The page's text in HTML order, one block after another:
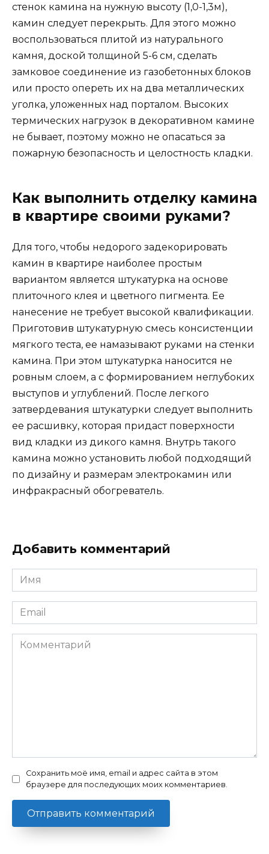
стенок камина на нужную высоту (1,0-1,3м),
камин следует перекрыть. Для этого можно
воспользоваться плитой из натурального
камня, доской толщиной 5-6 см, сделать
замковое соединение из газобетонных блоков
или просто опереть их на два металлических
уголка, уложенных над порталом. Высоких
термических нагрузок в декоративном камине
не бывает, поэтому можно не опасаться за
пожарную безопасность и целостность кладки.
Как выполнить отделку камина
в квартире своими руками?
Для того, чтобы недорого задекорировать
камин в квартире наиболее простым
вариантом является штукатурка на основе
плиточного клея и цветного пигмента. Ее
нанесение не требует высокой квалификации.
Приготовив штукатурную смесь консистенции
мягкого теста, ее намазывают руками на стенки
камина. При этом штукатурка наносится не
ровным слоем, а с формированием неглубоких
выступов и углублений. После легкого
затвердевания штукатурки следует выполнить
ее расшивку, которая придаст поверхности
вид кладки из дикого камня. Внутрь такого
камина можно установить любой подходящий
по дизайну и размерам электрокамин или
инфракрасный обогреватель.
Добавить комментарий
Имя
Email
Комментарий
Сохранить моё имя, email и адрес сайта в этом
браузере для последующих моих комментариев.